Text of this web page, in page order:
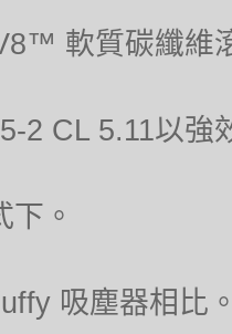
軟質碳纖維
2 CL 5.11以強
。
吸塵器相比